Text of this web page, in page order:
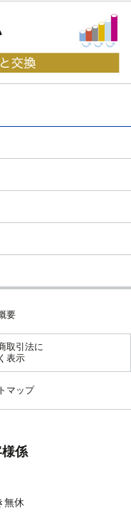
要
取引法に
表示
マップ
係
無休